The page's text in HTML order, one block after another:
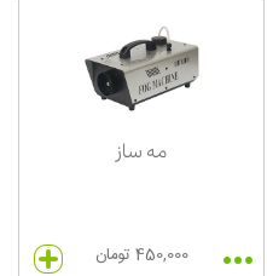
مه ساز
450,000 تومان